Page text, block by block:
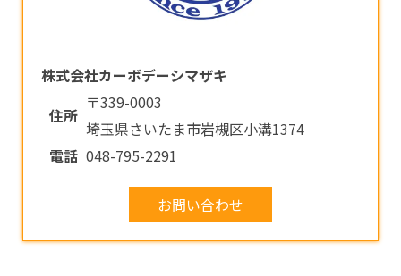
株式会社カーボデーシマザキ
住所
〒339-0003
埼玉県さいたま市岩槻区小溝1374
電話 048-795-2291
お問い合わせ